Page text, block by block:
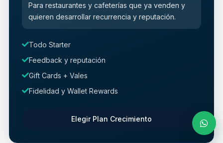
Para restaurantes y cafeterías que ya venden y
quieren desarrollar recurrencia y reputación.
Todo Starter
Feedback y reputación
Gift Cards + Vales
Fidelidad y Wallet Rewards
Elegir Plan Crecimiento